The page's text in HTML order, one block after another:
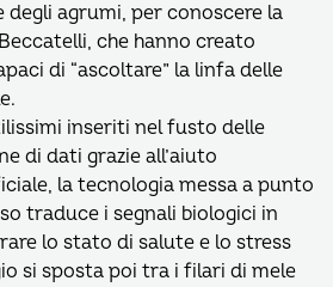
degli agrumi, per conoscere la
che hanno creato
di “ascoltare” la linfa delle
inseriti nel fusto delle
di dati grazie all’aiuto
la tecnologia messa a punto
traduce i segnali biologici in
lo stato di salute e lo stress
si sposta poi tra i filari di mele